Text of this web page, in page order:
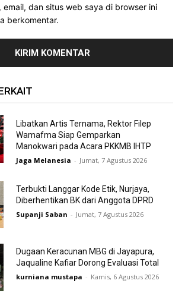
email, dan situs web saya di browser ini
berkomentar.
Libatkan Artis Ternama, Rektor Filep
Wamafma Siap Gemparkan
Manokwari pada Acara PKKMB IHTP
Jaga Melanesia - Jumat, 7 Agustus 2026
Terbukti Langgar Kode Etik, Nurjaya,
Diberhentikan BK dari Anggota DPRD
Supanji Saban - Jumat, 7 Agustus 2026
Dugaan Keracunan MBG di Jayapura,
Jaqualine Kafiar Dorong Evaluasi Total
kurniana mustapa - Kamis, 6 Agustus 2026